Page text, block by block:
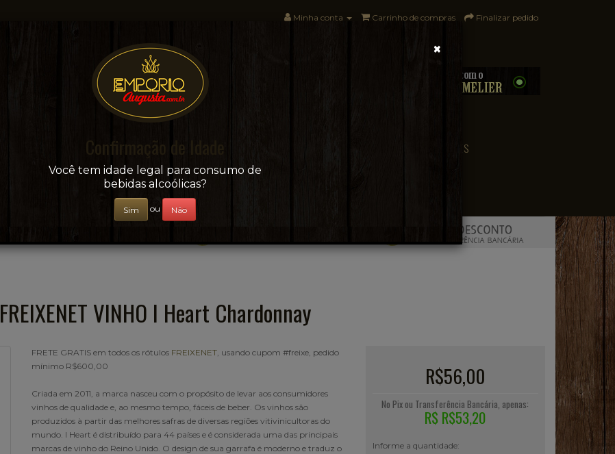
Minha conta Carrinho de compras Finalizar pedido
Sua conveniência e adega on-line!
+ BEBIDAS PAÍSES
FREIXENET VINHO I Heart Chardonnay
FRETE GRATIS em todos os rótulos FREIXENET , usando cupom #freixe, pedido
mínimo R$600,00
Criada em 2011, a marca nasceu com o propósito de levar aos consumidores
vinhos de qualidade e, ao mesmo tempo, fáceis de beber. Os vinhos são
produzidos à partir das melhores safras de diversas regiões vitivinicultoras do
mundo. I Heart é distribuído para 44 países e é considerada uma das principais
marcas de vinho do Reino Unido. O design de sua garrafa é moderno e traduz o
R$56,00
No Pix ou Transferência Bancária, apenas:
R$ R$53,20
Informe a quantidade:
×
Confirmação de Idade
Você tem idade legal para consumo de
bebidas alcoólicas?
Sim ou Não